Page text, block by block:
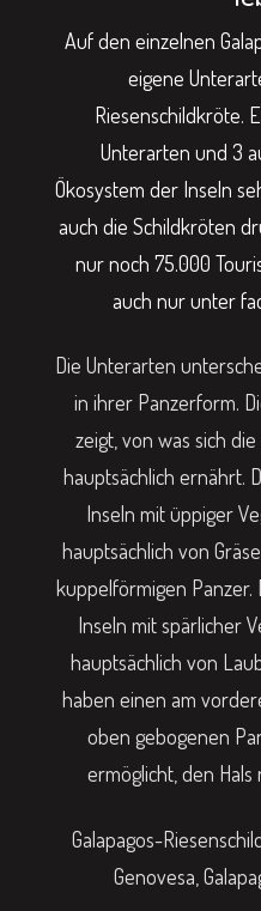
Auf den einzelnen
eigene
Riesenschildkröte.
Unterarten und 3
Ökosystem der Inseln
auch die Schildkröten
nur noch 75.000
auch nur unter
Die Unterarten
in ihrer Panzerform.
zeigt, von was sich
hauptsächlich ernährt.
Inseln mit üppiger
hauptsächlich von
kuppelförmigen Panzer.
Inseln mit spärlicher
hauptsächlich von
haben einen am
oben gebogenen
ermöglicht, den
Galapagos-
Genovesa,